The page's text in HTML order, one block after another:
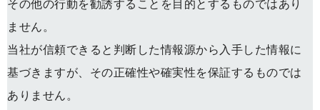
その他の行動を勧誘することを目的とするものではあり
ません。
当社が信頼できると判断した情報源から入手した情報に
基づきますが、その正確性や確実性を保証するものでは
ありません。